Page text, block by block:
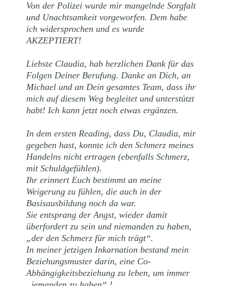
Von der Polizei wurde mir mangelnde Sorgfalt
und Unachtsamkeit vorgeworfen. Dem habe
ich widersprochen und es wurde
AKZEPTIERT!
Liebste Claudia, hab herzlichen Dank für das
Folgen Deiner Berufung. Danke an Dich, an
Michael und an Dein gesamtes Team, dass ihr
mich auf diesem Weg begleitet und unterstützt
habt! Ich kann jetzt noch etwas ergänzen.
In dem ersten Reading, dass Du, Claudia, mir
gegeben hast, konnte ich den Schmerz meines
Handelns nicht ertragen (ebenfalls Schmerz,
mit Schuldgefühlen).
Ihr erinnert Euch bestimmt an meine
Weigerung zu fühlen, die auch in der
Basisausbildung noch da war.
Sie entsprang der Angst, wieder damit
überfordert zu sein und niemanden zu haben,
„der den Schmerz für mich trägt“.
In meiner jetzigen Inkarnation bestand mein
Beziehungsmuster darin, eine Co-
Abhängigkeitsbeziehung zu leben, um immer